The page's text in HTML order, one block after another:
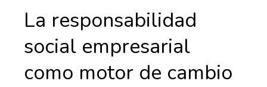
La responsabilidad
social empresarial
como motor de cambio